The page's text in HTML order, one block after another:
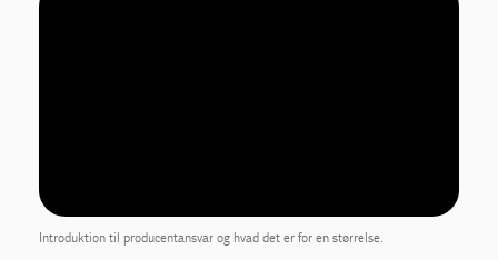
Introduktion til producentansvar og hvad det er for en størrelse.